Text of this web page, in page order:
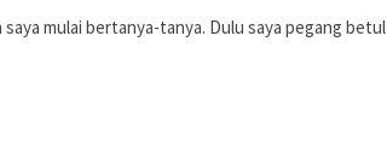
mulai bertanya-tanya. Dulu saya pegang